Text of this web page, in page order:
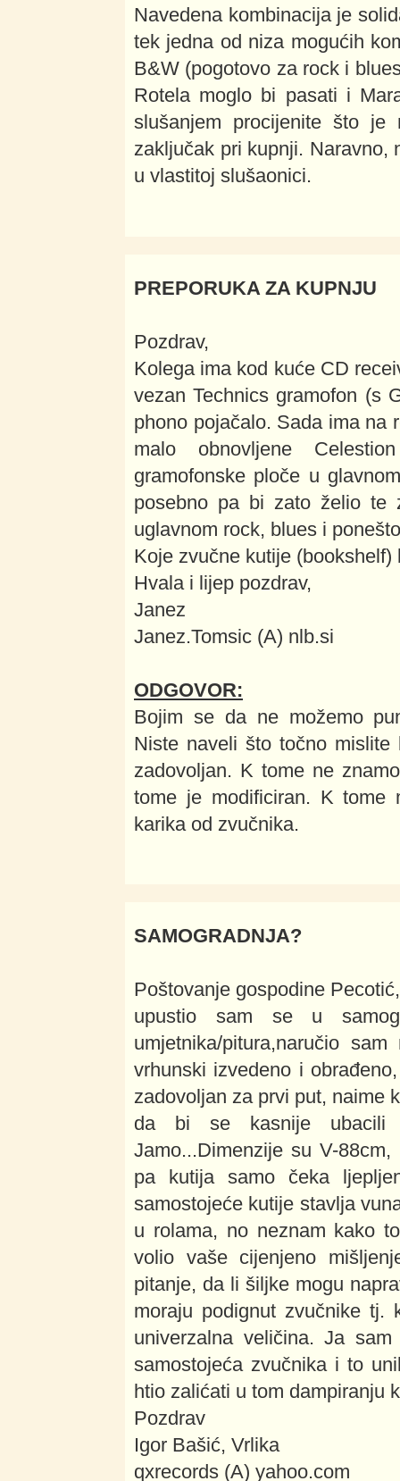
Navedena kombinacija je
tek jedna od niza mogućih
B&W (pogotovo za rock i
Rotela moglo bi pasati i
slušanjem procijenite što
zaključak pri kupnji. Naravno,
u vlastitoj slušaonici.
PREPORUKA ZA KUPNJU
Pozdrav,
Kolega ima kod kuće CD
vezan Technics gramofon (s
phono pojačalo. Sada ima na
malo obnovljene
gramofonske ploče u
posebno pa bi zato želio te
uglavnom rock, blues i
Koje zvučne kutije
Hvala i lijep pozdrav,
Janez
Janez.Tomsic (A) nlb.si
ODGOVOR:
Bojim se da ne možemo
Niste naveli što točno
zadovoljan. K tome ne
tome je modificiran. K
karika od zvučnika.
SAMOGRADNJA?
Poštovanje gospodine Pecotić,
upustio sam se u
umjetnika/pitura,naručio
vrhunski izvedeno i
zadovoljan za prvi put, naime
da bi se kasnije ubacili
Jamo...Dimenzije su V-
pa kutija samo čeka
samostojeće kutije stavlja
u rolama, no neznam kako
volio vaše cijenjeno
pitanje, da li šiljke mogu
moraju podignut zvučnike
univerzalna veličina. Ja
samostojeća zvučnika i to
htio zalićati u tom dampiranju
Pozdrav
Igor Bašić, Vrlika
qxrecords (A) yahoo.com